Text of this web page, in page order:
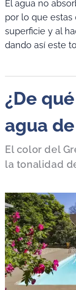
El agua no
por lo que estas
superficie y al
dando así este
¿De
agua
El color del
la tonalidad